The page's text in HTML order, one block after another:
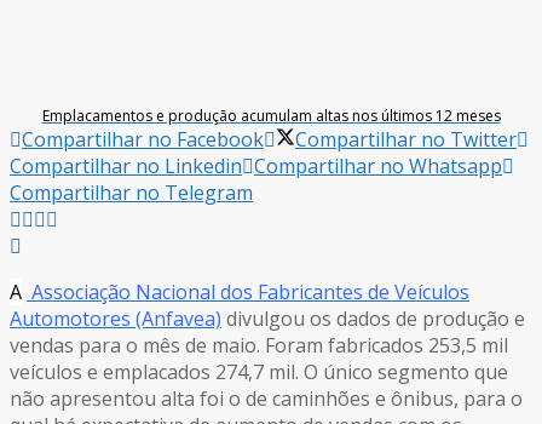
Emplacamentos e produção acumulam altas nos últimos 12 meses
Compartilhar no Facebook
Compartilhar no Twitter
Compartilhar no Linkedin Compartilhar no Whatsapp
Compartilhar no Telegram
A Associação Nacional dos Fabricantes de Veículos
Automotores (Anfavea) divulgou os dados de produção e
vendas para o mês de maio. Foram fabricados 253,5 mil
veículos e emplacados 274,7 mil. O único segmento que
não apresentou alta foi o de caminhões e ônibus, para o